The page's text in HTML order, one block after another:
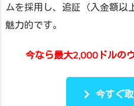
ムを採用し、追証（入金額以
魅力的です。
今なら最大2,000ドルの
今すぐ